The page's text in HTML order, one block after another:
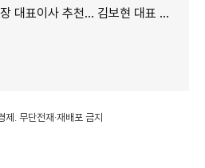
표이사 추천… 김보현 대표 용퇴
. 무단전재·재배포 금지